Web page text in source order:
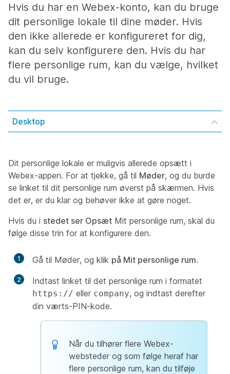
Hvis du har en Webex-konto, kan du bruge
dit personlige lokale til dine møder. Hvis
den ikke allerede er konfigureret for dig,
kan du selv konfigurere den. Hvis du har
flere personlige rum, kan du vælge, hvilket
du vil bruge.
Desktop
Dit personlige lokale er muligvis allerede opsætt i
Webex-appen. For at tjekke, gå til Møder, og du burde
se linket til dit personlige rum øverst på skærmen. Hvis
det er, er du klar og behøver ikke at gøre noget.
Hvis du i stedet ser Opsæt Mit personlige rum, skal du
følge disse trin for at konfigurere den.
1 Gå til Møder, og klik på Mit personlige rum.
2 Indtast linket til det personlige rum i formatet
https:// eller company, og indtast derefter
din værts-PIN-kode.
Når du tilhører flere Webex-
websteder og som følge heraf har
flere personlige rum, kan du tilføje